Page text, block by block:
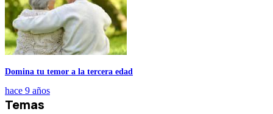
Domina tu temor a la tercera edad
hace 9 años
Temas